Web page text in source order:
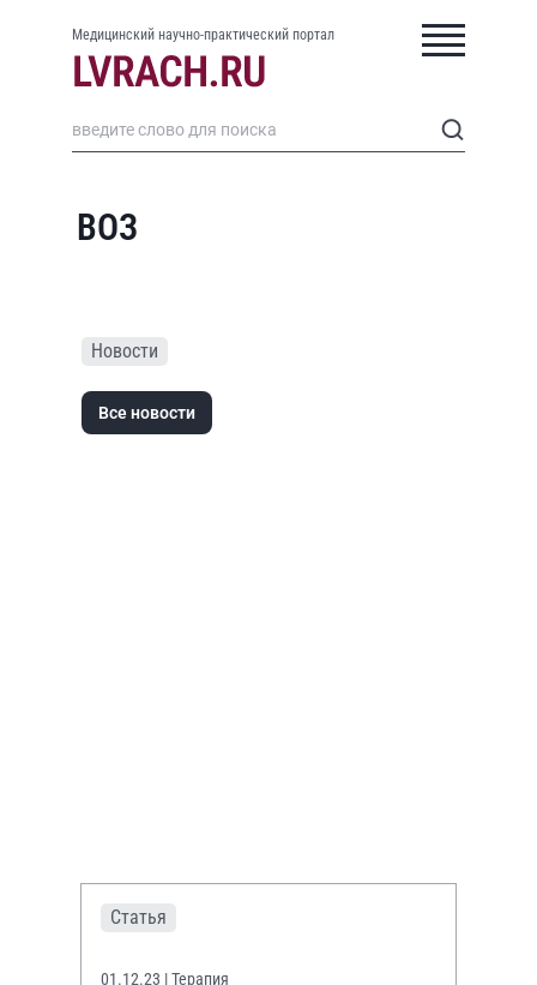
Медицинский научно-практический портал
ВОЗ
Новости
Все новости
Статья
01.12.23 | Терапия